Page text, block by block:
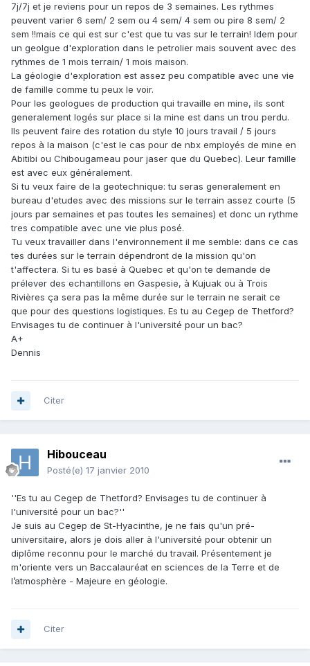
7j/7j et je reviens pour un repos de 3 semaines. Les rythmes
peuvent varier 6 sem/ 2 sem ou 4 sem/ 4 sem ou pire 8 sem/ 2
sem !!mais ce qui est sur c'est que tu vas sur le terrain! Idem pour
un geolgue d'exploration dans le petrolier mais souvent avec des
rythmes de 1 mois terrain/ 1 mois maison.
La géologie d'exploration est assez peu compatible avec une vie
de famille comme tu peux le voir.
Pour les geologues de production qui travaille en mine, ils sont
generalement logés sur place si la mine est dans un trou perdu.
Ils peuvent faire des rotation du style 10 jours travail / 5 jours
repos à la maison (c'est le cas pour de nbx employés de mine en
Abitibi ou Chibougameau pour jaser que du Quebec). Leur famille
est avec eux généralement.
Si tu veux faire de la geotechnique: tu seras generalement en
bureau d'etudes avec des missions sur le terrain assez courte (5
jours par semaines et pas toutes les semaines) et donc un rythme
tres compatible avec une vie plus posé.
Tu veux travailler dans l'environnement il me semble: dans ce cas
tes durées sur le terrain dépendront de la mission qu'on
t'affectera. Si tu es basé à Quebec et qu'on te demande de
prélever des echantillons en Gaspesie, à Kujuak ou à Trois
Rivières ça sera pas la même durée sur le terrain ne serait ce
que pour des questions logistiques. Es tu au Cegep de Thetford?
Envisages tu de continuer à l'université pour un bac?
A+
Dennis
Citer
Hibouceau
Posté(e) 17 janvier 2010
''Es tu au Cegep de Thetford? Envisages tu de continuer à
l'université pour un bac?''
Je suis au Cegep de St-Hyacinthe, je ne fais qu'un pré-
universitaire, alors je dois aller à l'université pour obtenir un
diplôme reconnu pour le marché du travail. Présentement je
m'oriente vers un Baccalauréat en sciences de la Terre et de
l’atmosphère - Majeure en géologie.
Citer